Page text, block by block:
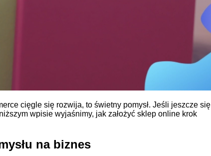
cięgle się rozwija, to świetny pomysł. Jeśli jeszcze się
wpisie wyjaśnimy, jak założyć sklep online krok
na biznes